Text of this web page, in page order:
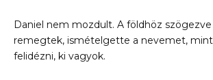
Daniel nem mozdult. A földhöz szögezve
remegtek, ismételgette a nevemet,
felidézni, ki vagyok.